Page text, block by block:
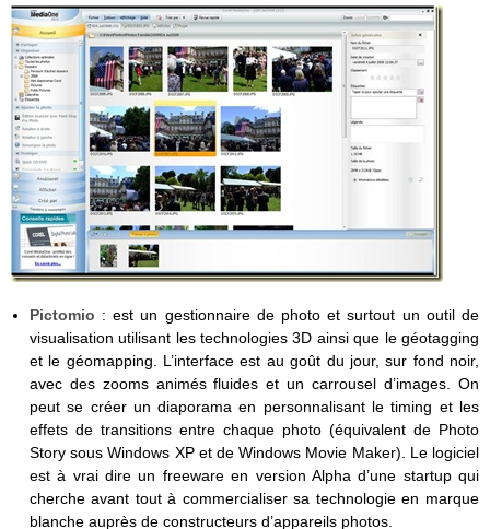
Pictomio : est un gestionnaire de photo et surtout un outil de
visualisation utilisant les technologies 3D ainsi que le géotagging
et le géomapping. L’interface est au goût du jour, sur fond noir,
avec des zooms animés fluides et un carrousel d’images. On
peut se créer un diaporama en personnalisant le timing et les
effets de transitions entre chaque photo (équivalent de Photo
Story sous Windows XP et de Windows Movie Maker). Le logiciel
est à vrai dire un freeware en version Alpha d’une startup qui
cherche avant tout à commercialiser sa technologie en marque
blanche auprès de constructeurs d’appareils photos.